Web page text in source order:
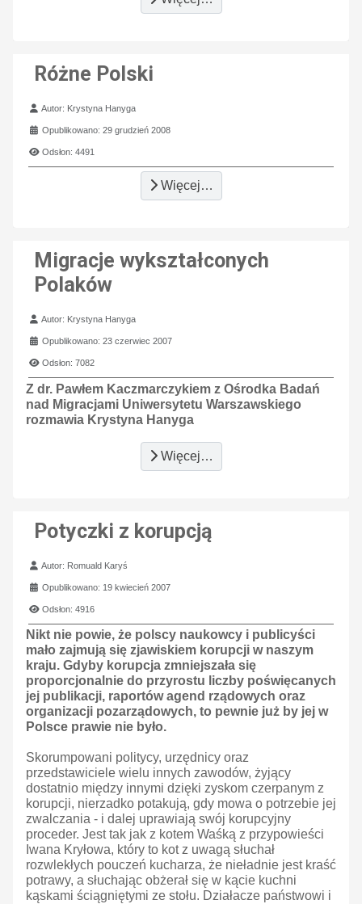
Różne Polski
Szczegóły
Autor: Krystyna Hanyga
Opublikowano: 29 grudzień 2008
Odsłon: 4491
Więcej…
Migracje wykształconych
Polaków
Szczegóły
Autor: Krystyna Hanyga
Opublikowano: 23 czerwiec 2007
Odsłon: 7082
Z dr. Pawłem Kaczmarczykiem z Ośrodka Badań
nad Migracjami Uniwersytetu Warszawskiego
rozmawia Krystyna Hanyga
Więcej…
Potyczki z korupcją
Szczegóły
Autor: Romuald Karyś
Opublikowano: 19 kwiecień 2007
Odsłon: 4916
Nikt nie powie, że polscy naukowcy i publicyści
mało zajmują się zjawiskiem korupcji w naszym
kraju. Gdyby korupcja zmniejszała się
proporcjonalnie do przyrostu liczby poświęcanych
jej publikacji, raportów agend rządowych oraz
organizacji pozarządowych, to pewnie już by jej w
Polsce prawie nie było.
Skorumpowani politycy, urzędnicy oraz
przedstawiciele wielu innych zawodów, żyjący
dostatnio między innymi dzięki zyskom czerpanym z
korupcji, nierzadko potakują, gdy mowa o potrzebie jej
zwalczania - i dalej uprawiają swój korupcyjny
proceder. Jest tak jak z kotem Waśką z przypowieści
Iwana Kryłowa, który to kot z uwagą słuchał
rozwlekłych pouczeń kucharza, że nieładnie jest kraść
potrawy, a słuchając obżerał się w kącie kuchni
kąskami ściągniętymi ze stołu. Działacze państwowi i